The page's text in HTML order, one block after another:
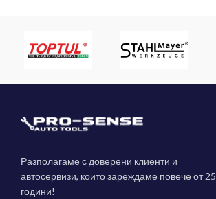
Разполагаме с доверени клиенти и
автосервизи, които зареждаме повече от 25
години!